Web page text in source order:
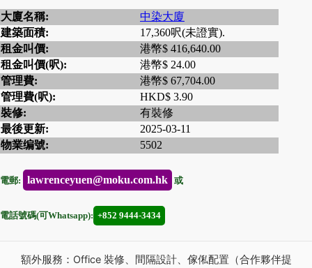
大廈名稱:
中染大廈
建築面積:
17,360呎(未證實).
租金叫價:
港幣$ 416,640.00
租金叫價(呎):
港幣$ 24.00
管理費:
港幣$ 67,704.00
管理費(呎):
HKD$ 3.90
裝修:
有裝修
最後更新:
2025-03-11
物業编號:
5502
電郵: lawrenceyuen@moku.com.hk 或
電話號碼(可Whatsapp): +852 9444-3434
額外服務：Office 裝修、間隔設計、傢俬配置（合作夥伴提